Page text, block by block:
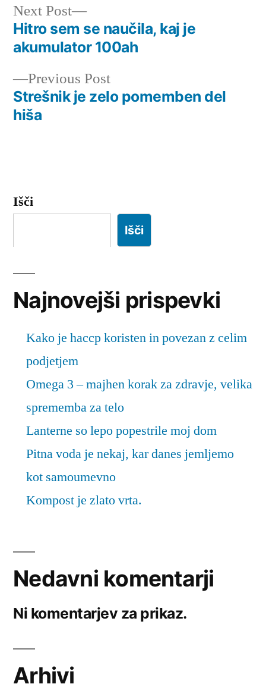
Navigacija
prispevka
Previous PostPrevious
post:
Strešnik je zelo pomemben del
hiša
Next Post
Next
post:
Hitro sem se naučila, kaj je
akumulator 100ah
Išči
Išči
Najnovejši prispevki
Kako je haccp koristen in povezan z celim
podjetjem
Omega 3 – majhen korak za zdravje, velika
sprememba za telo
Lanterne so lepo popestrile moj dom
Pitna voda je nekaj, kar danes jemljemo
kot samoumevno
Kompost je zlato vrta.
Nedavni komentarji
Ni komentarjev za prikaz.
Arhivi